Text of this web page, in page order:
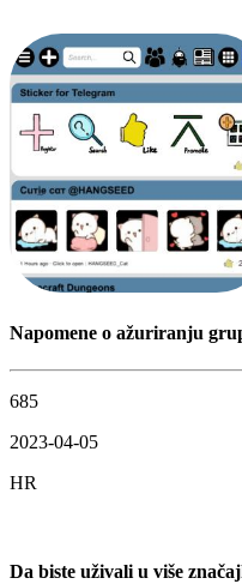
Napomene o ažuriranju
685
2023-04-05
HR
Da biste uživali u više